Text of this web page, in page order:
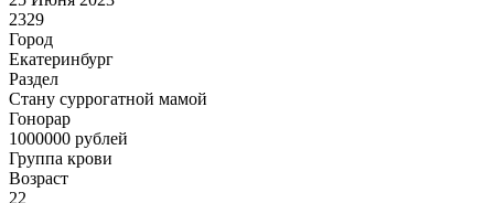
2329
Город
Екатеринбург
Раздел
Cтану суррогатной мамой
Гонoрар
1000000 рублей
Группа крови
Возраст
22